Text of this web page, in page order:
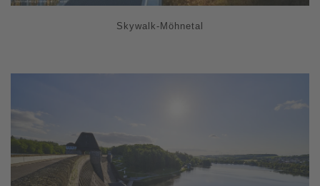
Skywalk-Möhnetal